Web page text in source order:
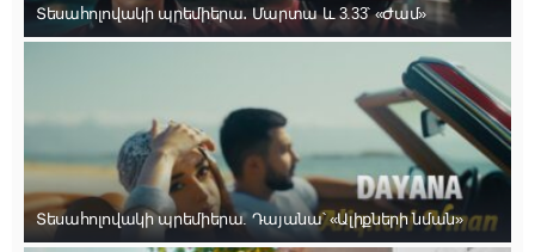
Տեսահոլովակի պրեմիերա․ Մարտա և 3.33՝ «Ժամ»
Տեսահոլովակի պրեմիերա. Դայանա՝ «Ալիքների նման»